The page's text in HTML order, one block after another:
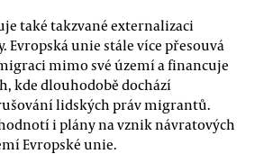
také takzvané externalizaci
unie stále více přesouvá
mimo své území a financuje
kde dlouhodobě dochází
lidských práv migrantů.
i plány na vznik návratových
Evropské unie.